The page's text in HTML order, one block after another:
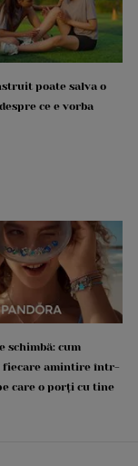
poate salva o
ce e vorba
schimbă: cum
amintire într-
care o porți cu tine